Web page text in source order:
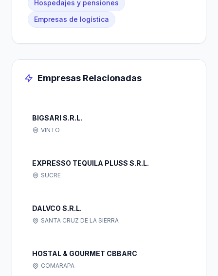
Hospedajes y pensiones
Empresas de logística
Empresas Relacionadas
BIGSARI S.R.L.
VINTO
EXPRESSO TEQUILA PLUSS S.R.L.
SUCRE
DALVCO S.R.L.
SANTA CRUZ DE LA SIERRA
HOSTAL & GOURMET CBBARC
COMARAPA